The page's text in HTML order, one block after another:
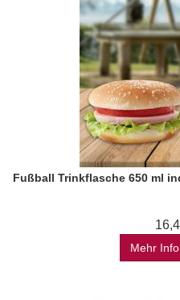
Fußball Trinkflasche 650 ml
Mehr